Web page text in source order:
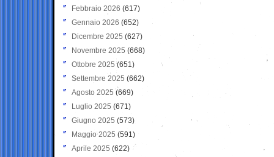
Febbraio 2026 (617)
Gennaio 2026 (652)
Dicembre 2025 (627)
Novembre 2025 (668)
Ottobre 2025 (651)
Settembre 2025 (662)
Agosto 2025 (669)
Luglio 2025 (671)
Giugno 2025 (573)
Maggio 2025 (591)
Aprile 2025 (622)